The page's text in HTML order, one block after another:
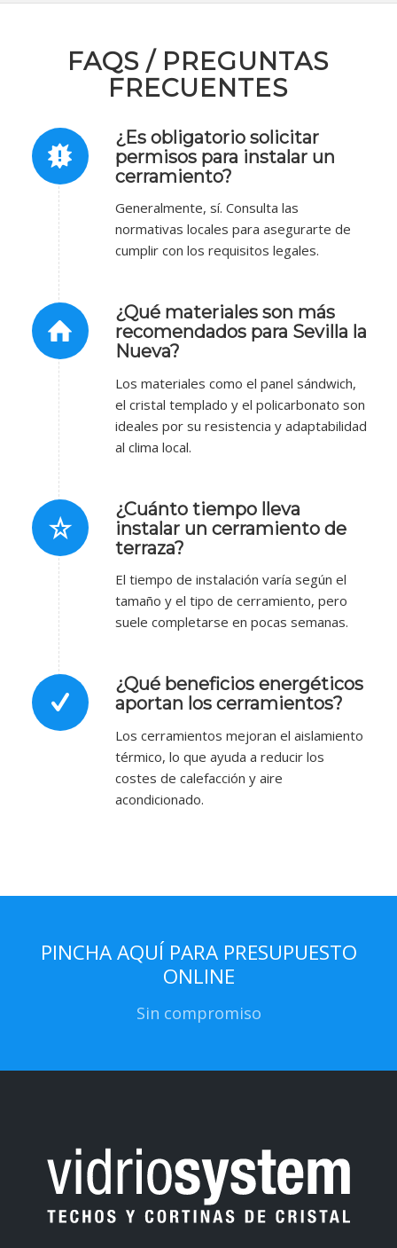
FAQS / PREGUNTAS
FRECUENTES
¿Es obligatorio solicitar
permisos para instalar un
cerramiento?
Generalmente, sí. Consulta las
normativas locales para asegurarte de
cumplir con los requisitos legales.
¿Qué materiales son más
recomendados para Sevilla la
Nueva?
Los materiales como el panel sándwich,
el cristal templado y el policarbonato son
ideales por su resistencia y adaptabilidad
al clima local.
¿Cuánto tiempo lleva
instalar un cerramiento de
terraza?
El tiempo de instalación varía según el
tamaño y el tipo de cerramiento, pero
suele completarse en pocas semanas.
¿Qué beneficios energéticos
aportan los cerramientos?
Los cerramientos mejoran el aislamiento
térmico, lo que ayuda a reducir los
costes de calefacción y aire
acondicionado.
PINCHA AQUÍ PARA PRESUPUESTO
ONLINE
Sin compromiso